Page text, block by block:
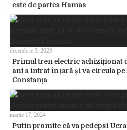
este de partea Hamas
Primul tren electric achiziționat
ani a intrat în țară și va circula
Constanța
decembrie 3, 2023
Putin promite că va pedepsi
martie 17, 2024